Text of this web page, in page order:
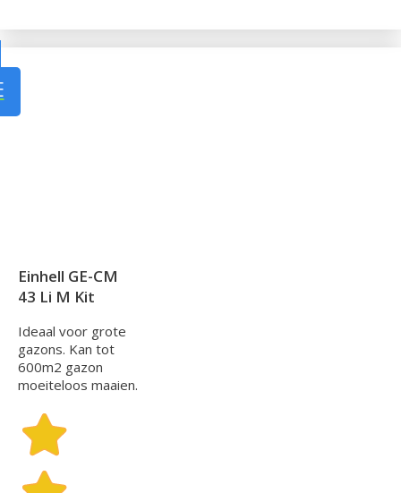
Einhell GE-CM
43 Li M Kit
Ideaal voor grote
gazons. Kan tot
600m2 gazon
moeiteloos maaien.